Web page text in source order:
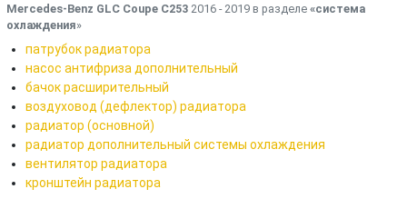
Mercedes-Benz GLC Coupe C253 2016 - 2019 в разделе «система
охлаждения»
патрубок радиатора
насос антифриза дополнительный
бачок расширительный
воздуховод (дефлектор) радиатора
радиатор (основной)
радиатор дополнительный системы охлаждения
вентилятор радиатора
кронштейн радиатора